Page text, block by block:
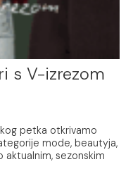
s V-izrezom
petka otkrivamo
mode, beautyja,
sezonskim